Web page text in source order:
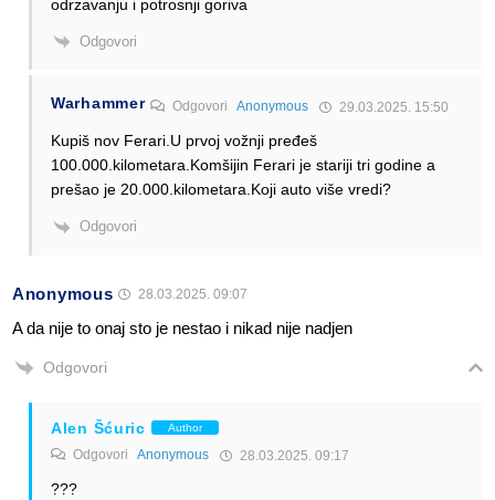
odrzavanju i potrosnji goriva
Odgovori
Warhammer OdgovoriAnonymous 29.03.2025. 15:50
Kupiš nov Ferari.U prvoj vožnji pređeš
100.000.kilometara.Komšijin Ferari je stariji tri godine a
prešao je 20.000.kilometara.Koji auto više vredi?
Odgovori
Anonymous 28.03.2025. 09:07
A da nije to onaj sto je nestao i nikad nije nadjen
Odgovori
Alen Šćuric Author
Odgovori Anonymous 28.03.2025. 09:17
???